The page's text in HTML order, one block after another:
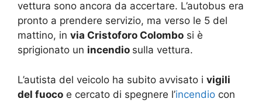
vettura sono ancora da accertare. L’autobus era
pronto a prendere servizio, ma verso le 5 del
mattino, in via Cristoforo Colombo si è
sprigionato un incendio sulla vettura.
L’autista del veicolo ha subito avvisato i vigili
del fuoco e cercato di spegnere l’incendio con